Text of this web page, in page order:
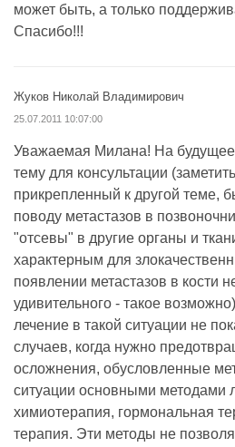
может быть, а только
Спасибо!!!
Жуков Николай Владимирович
25.07.2011 10:07:00
Уважаемая Милана! На будущее
тему для консультации
прикрепленный к другой теме,
поводу метастазов в
"отсевы" в другие органы и
характерным для
появлении метастазов в кости
удивительного - такое
лечение в такой ситуации не
случаев, когда нужно
осложнения, обусловленные
ситуации основными методами
химиотерапия, гормональная
терапия. Эти методы не